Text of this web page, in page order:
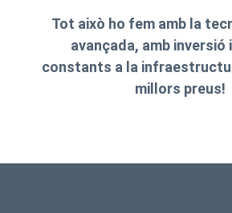
Tot això ho fem amb la
avançada, amb inversió
constants a la
millors preus!